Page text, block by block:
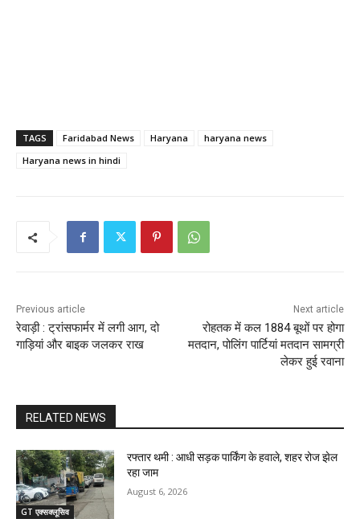
TAGS Faridabad News Haryana
haryana news
Haryana news in hindi
Previous article
रेवाड़ी : ट्रांसफार्मर में लगी आग, दो
गाड़ियां और बाइक जलकर राख
Next article
रोहतक में कल 1884 बूथों पर होगा
मतदान, पोलिंग पार्टियां मतदान सामग्री
लेकर हुई रवाना
RELATED NEWS
GT एक्सक्लूसिव
रफ्तार थमी : आधी सड़क पार्किंग के हवाले, शहर रोज झेल
रहा जाम
August 6, 2026